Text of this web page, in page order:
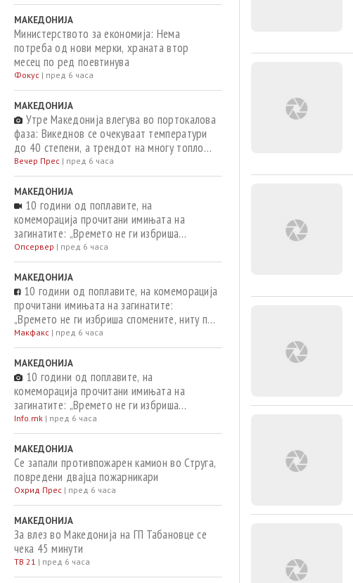
МАКЕДОНИЈА
Министерството за економија: Нема
потреба од нови мерки, храната втор
месец по ред поевтинува
Фокус | пред 6 часа
МАКЕДОНИЈА
Утре Македонија влегува во портокалова
фаза: Викеднов се очекуваат температури
до 40 степени, а трендот на многу топло
време продолжува и следната седмица
Вечер Прес | пред 6 часа
МАКЕДОНИЈА
10 години од поплавите, на
комеморација прочитани имињата на
загинатите: „Времето не ги избриша
спомените, ниту пак ја намали тагата“
Опсервер | пред 6 часа
МАКЕДОНИЈА
10 години од поплавите, на комеморација
прочитани имињата на загинатите:
„Времето не ги избриша спомените, ниту пак
ја намали тагата“
Макфакс | пред 6 часа
МАКЕДОНИЈА
10 години од поплавите, на
комеморација прочитани имињата на
загинатите: „Времето не ги избриша
спомените, ниту пак ја намали тагата“
Info.mk | пред 6 часа
МАКЕДОНИЈА
Се запали противпожарен камион во Струга,
повредени двајца пожарникари
Охрид Прес | пред 6 часа
МАКЕДОНИЈА
За влез во Македонија на ГП Табановце се
чека 45 минути
ТВ 21 | пред 6 часа